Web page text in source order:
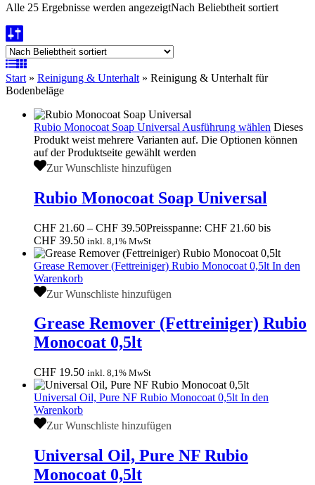
Alle 25 Ergebnisse werden angezeigtNach Beliebtheit sortiert
Start » Reinigung & Unterhalt » Reinigung & Unterhalt für
Bodenbeläge
Rubio Monocoat Soap Universal Ausführung wählen Dieses
Produkt weist mehrere Varianten auf. Die Optionen können
auf der Produktseite gewählt werden
Zur Wunschliste hinzufügen
Rubio Monocoat Soap Universal
CHF 21.60 – CHF 39.50Preisspanne: CHF 21.60 bis
CHF 39.50 inkl. 8,1% MwSt
Grease Remover (Fettreiniger) Rubio Monocoat 0,5lt In den
Warenkorb
Zur Wunschliste hinzufügen
Grease Remover (Fettreiniger) Rubio
Monocoat 0,5lt
CHF 19.50 inkl. 8,1% MwSt
Universal Oil, Pure NF Rubio Monocoat 0,5lt In den
Warenkorb
Zur Wunschliste hinzufügen
Universal Oil, Pure NF Rubio
Monocoat 0,5lt